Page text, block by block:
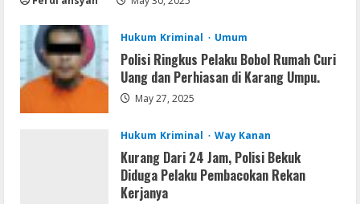
Resettools
Nik Collection (by DxO) Portable [no
Virus] (x64) Reddit
August 8, 2026
Hukum Kriminal Umum
Polisi Ringkus Pelaku Bobol Rumah Curi
Uang dan Perhiasan di Karang Umpu.
May 27, 2025
Hukum Kriminal Way Kanan
Kurang Dari 24 Jam, Polisi Bekuk
Diduga Pelaku Pembacokan Rekan
Kerjanya